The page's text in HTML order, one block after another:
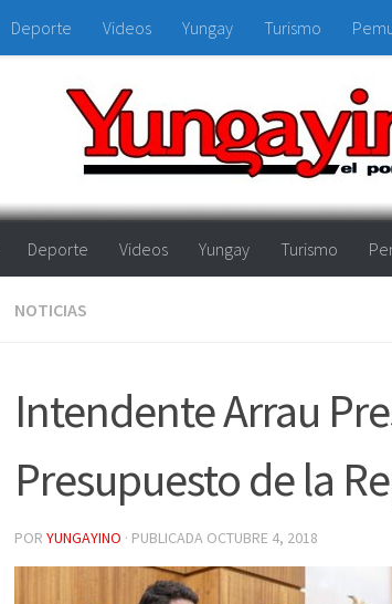
Deporte Videos Yungay Turismo
Deporte Videos Yungay Turismo
NOTICIAS
Intendente Arrau
Presupuesto de la
POR YUNGAYINO · PUBLICADA OCTUBRE 4, 2018